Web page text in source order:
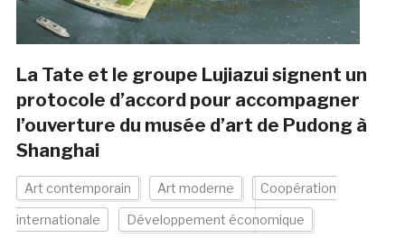
La Tate et le groupe Lujiazui signent un
protocole d’accord pour accompagner
l’ouverture du musée d’art de Pudong à
Shanghai
Art contemporain Art moderne Coopération
internationale Développement économique